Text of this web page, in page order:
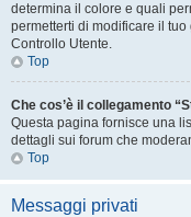
determina il colore e quali
permetterti di modificare il
Controllo Utente.
Top
Che cos’è il collegamento
Questa pagina fornisce una
dettagli sui forum che
Top
Messaggi privati